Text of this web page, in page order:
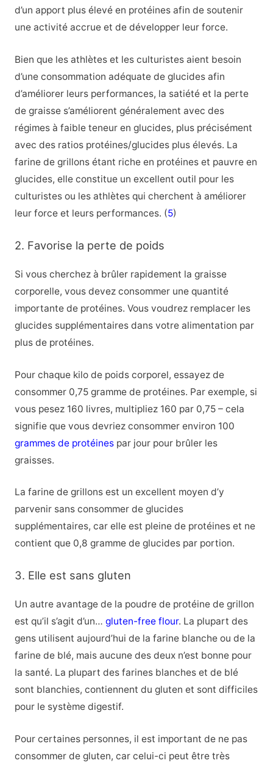
d’un apport plus élevé en protéines afin de soutenir
une activité accrue et de développer leur force.
Bien que les athlètes et les culturistes aient besoin
d’une consommation adéquate de glucides afin
d’améliorer leurs performances, la satiété et la perte
de graisse s’améliorent généralement avec des
régimes à faible teneur en glucides, plus précisément
avec des ratios protéines/glucides plus élevés. La
farine de grillons étant riche en protéines et pauvre en
glucides, elle constitue un excellent outil pour les
culturistes ou les athlètes qui cherchent à améliorer
leur force et leurs performances. (5)
2. Favorise la perte de poids
Si vous cherchez à brûler rapidement la graisse
corporelle, vous devez consommer une quantité
importante de protéines. Vous voudrez remplacer les
glucides supplémentaires dans votre alimentation par
plus de protéines.
Pour chaque kilo de poids corporel, essayez de
consommer 0,75 gramme de protéines. Par exemple, si
vous pesez 160 livres, multipliez 160 par 0,75 – cela
signifie que vous devriez consommer environ 100
grammes de protéinespar jour pour brûler les
graisses.
La farine de grillons est un excellent moyen d’y
parvenir sans consommer de glucides
supplémentaires, car elle est pleine de protéines et ne
contient que 0,8 gramme de glucides par portion.
3. Elle est sans gluten
Un autre avantage de la poudre de protéine de grillon
est qu’il s’agit d’un… gluten-free flour. La plupart des
gens utilisent aujourd’hui de la farine blanche ou de la
farine de blé, mais aucune des deux n’est bonne pour
la santé. La plupart des farines blanches et de blé
sont blanchies, contiennent du gluten et sont difficiles
pour le système digestif.
Pour certaines personnes, il est important de ne pas
consommer de gluten, car celui-ci peut être très